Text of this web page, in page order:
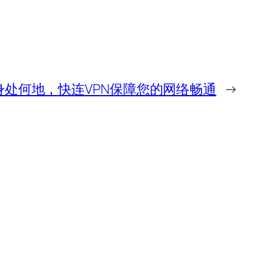
处何地，快连VPN保障您的网络畅通 →